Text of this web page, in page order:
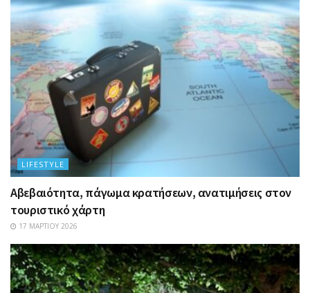
LIFESTYLE
Αβεβαιότητα, πάγωμα κρατήσεων, ανατιμήσεις στον
τουριστικό χάρτη
17 ΜΑΡΤΊΟΥ 2026